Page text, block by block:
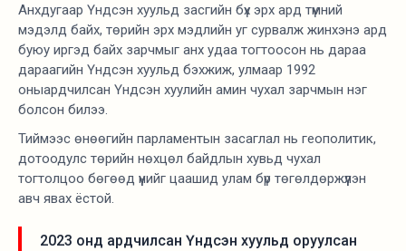
Анхдугаар Үндсэн хуульд засгийн бүх эрх ард түмний
мэдэлд байх, төрийн эрх мэдлийн уг сурвалж жинхэнэ ард
буюу иргэд байх зарчмыг анх удаа тогтоосон нь дараа
дараагийн Үндсэн хуульд бэхжиж, улмаар 1992
оныардчилсан Үндсэн хуулийн амин чухал зарчмын нэг
болсон билээ.
Тиймээс өнөөгийн парламентын засаглал нь геополитик,
дотоодулс төрийн нөхцөл байдлын хувьд чухал
тогтолцоо бөгөөд үүнийг цаашид улам бүр төгөлдөржүүлэн
авч явах ёстой.
2023 онд ардчилсан Үндсэн хуульд оруулсан